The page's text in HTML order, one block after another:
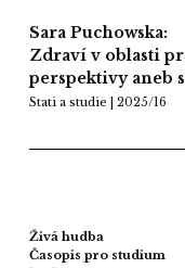
Sara Puchowska:
Zdraví v oblasti
perspektivy aneb
Stati a studie | 2025/16
Živá hudba
Časopis pro studium